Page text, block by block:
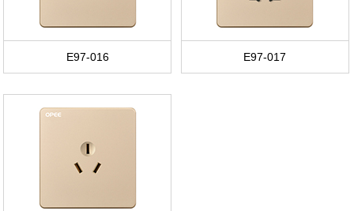
E97-016 E97-017